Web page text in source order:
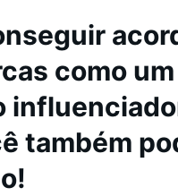
como um
também